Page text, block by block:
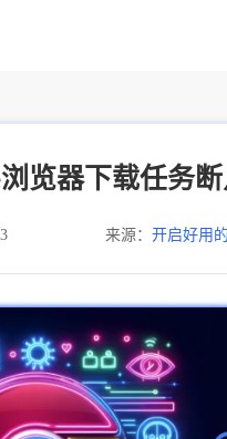
览器下载任务
来源： 开启好用